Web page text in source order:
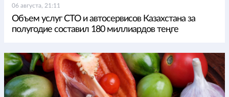
06 августа, 21:11
Объем услуг СТО и автосервисов Казахстана за
полугодие составил 180 миллиардов теңге